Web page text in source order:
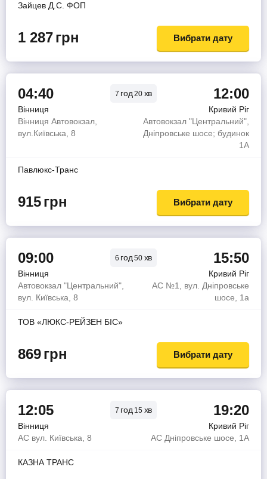
Зайцев Д.С. ФОП
1 287грн Вибрати дату
04:40 7 год20 хв 12:00
Вінниця
Кривий Ріг
Вінниця Автовокзал,
вул.Київська, 8
Автовокзал "Центральний",
Дніпровське шосе; будинок
1А
Павлюкс-Транс
915грн Вибрати дату
09:00 6 год50 хв 15:50
Вінниця
Кривий Ріг
Автовокзал "Центральний",
вул. Київська, 8
АС №1, вул. Дніпровське
шосе, 1а
ТОВ «ЛЮКС-РЕЙЗЕН БІС»
869грн Вибрати дату
12:05 7 год15 хв 19:20
Вінниця
Кривий Ріг
АС вул. Київська, 8
АС Дніпровське шосе, 1А
КАЗНА ТРАНС